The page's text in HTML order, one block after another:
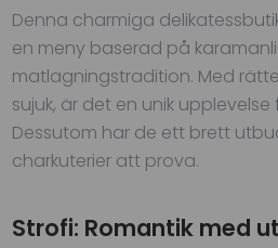
Denna charmiga
en meny baserad på
matlagningstradition. Med
sujuk, är det en unik
Dessutom har de ett brett
charkuterier att prova.
Strofi: Romantik med